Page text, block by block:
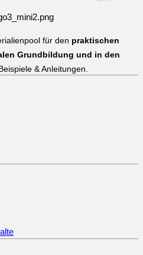
für den praktischen
Grundbildung und in den
& Anleitungen.